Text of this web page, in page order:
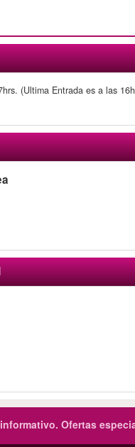
(Ultima Entrada es a las
Ofertas